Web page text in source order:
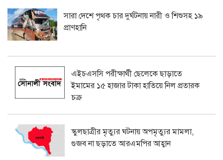
সারা দেশে পৃথক চার দুর্ঘটনায় নারী ও শিশুসহ ১৯
প্রাণহানি
এইচএসসি পরীক্ষার্থী ছেলেকে ছাড়াতে
ইমামের ১৫ হাজার টাকা হাতিয়ে নিল প্রতারক
চক্র
স্কুলছাত্রীর মৃত্যুর ঘটনায় অপমৃত্যুর মামলা,
গুজব না ছড়াতে আরএমপির আহ্বান